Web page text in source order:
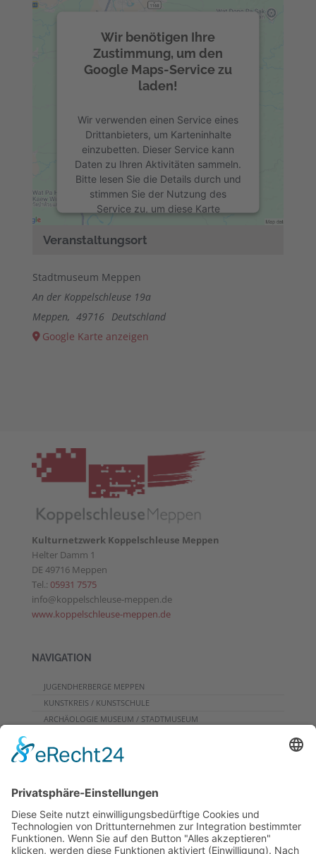
Veranstaltungsort
Stadtmuseum Meppen
An der Koppelschleuse 19a
Meppen, 49716 Deutschland
Google Karte anzeigen
Wir benötigen Ihre
Zustimmung, um den
Google Maps-Service zu
laden!
Wir verwenden einen Service eines
Drittanbieters, um Karteninhalte
einzubetten. Dieser Service kann
Daten zu Ihren Aktivitäten sammeln.
Bitte lesen Sie die Details durch und
stimmen Sie der Nutzung des
Service zu, um diese Karte
Akzeptieren
powered byUsercentrics Consent
Management Platform
Kulturnetzwerk Koppelschleuse Meppen
Helter Damm 1
DE 49716 Meppen
Tel.: 05931 7575
info@koppelschleuse-meppen.de
www.koppelschleuse-meppen.de
NAVIGATION
JUGENDHERBERGE MEPPEN
KUNSTKREIS / KUNSTSCHULE
ARCHÄOLOGIE MUSEUM / STADTMUSEUM
PROGRAMME FÜR GRUPPEN
DOWNLOADS
PROGRAMMHEFT